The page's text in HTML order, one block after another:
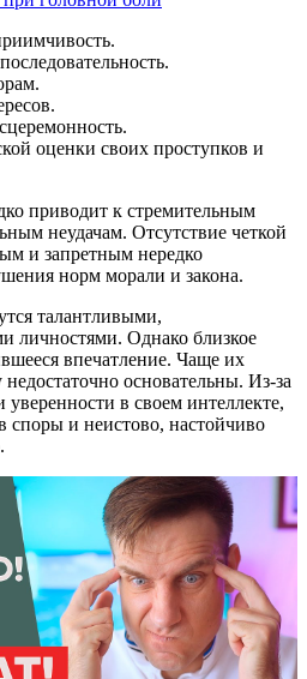
оценки своих проступков и
приводит к стремительным
неудачам. Отсутствие четкой
и запретным нередко
норм морали и закона.
талантливыми,
личностями. Однако близкое
впечатление. Чаще их
основательны. Из-за
в своем интеллекте,
споры и неистово, настойчиво